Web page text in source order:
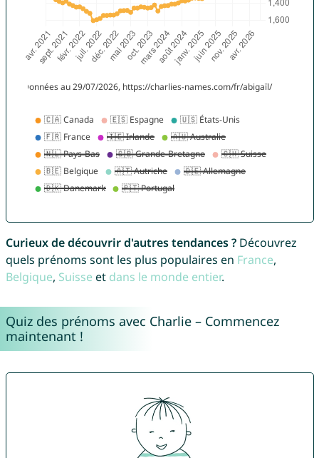
Curieux de découvrir d'autres tendances ?Découvrez
quels prénoms sont les plus populaires en France,
Belgique, Suisse et dans le monde entier.
Quiz des prénoms avec Charlie – Commencez
maintenant !